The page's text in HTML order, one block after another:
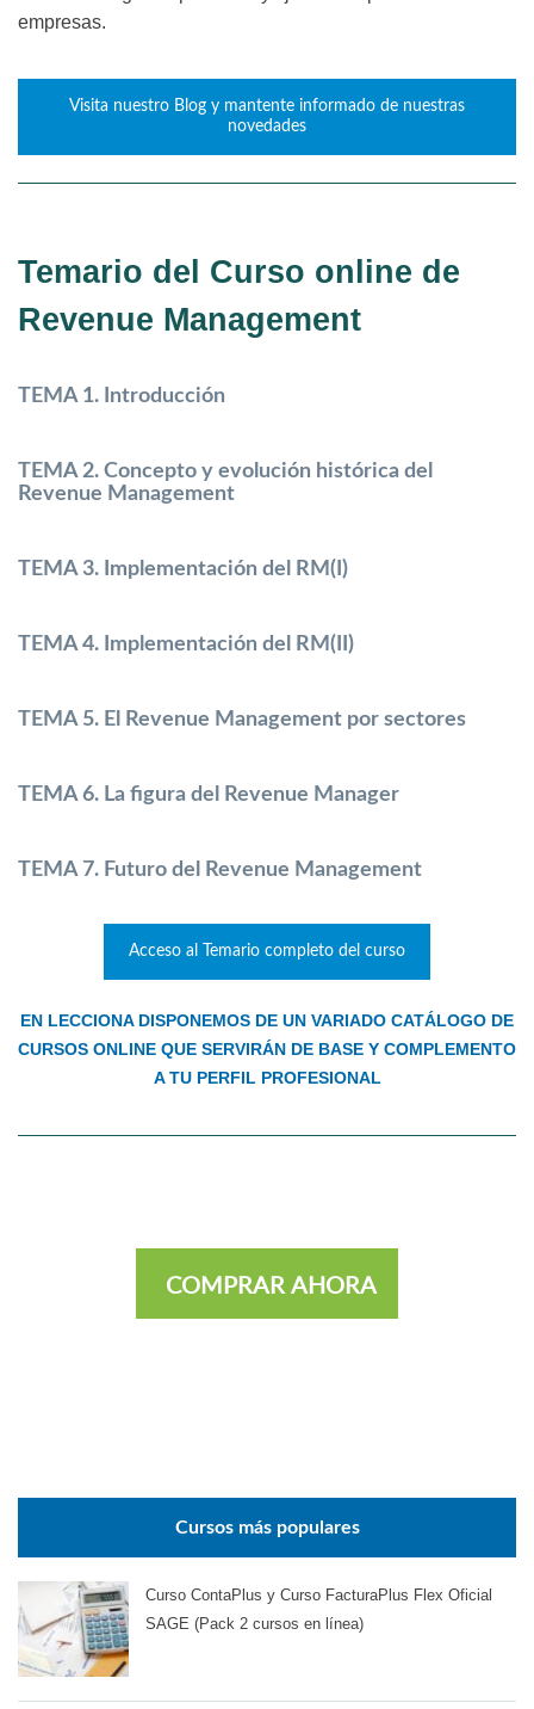
empresas.
Visita nuestro Blog y mantente informado de nuestras
novedades
Temario del Curso online de
Revenue Management
TEMA 1. Introducción
TEMA 2. Concepto y evolución histórica del
Revenue Management
TEMA 3. Implementación del RM(I)
TEMA 4. Implementación del RM(II)
TEMA 5. El Revenue Management por sectores
TEMA 6. La figura del Revenue Manager
TEMA 7. Futuro del Revenue Management
Acceso al Temario completo del curso
EN LECCIONA DISPONEMOS DE UN VARIADO CATÁLOGO DE
CURSOS ONLINE QUE SERVIRÁN DE BASE Y COMPLEMENTO
A TU PERFIL PROFESIONAL
COMPRAR AHORA
Cursos más populares
Curso ContaPlus y Curso FacturaPlus Flex Oficial
SAGE (Pack 2 cursos en línea)